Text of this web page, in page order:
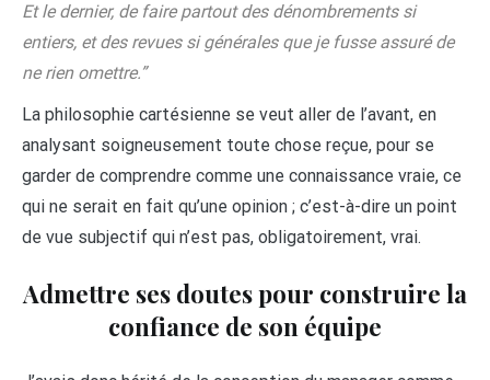
Et le dernier, de faire partout des dénombrements si
entiers, et des revues si générales que je fusse assuré de
ne rien omettre.”
La philosophie cartésienne se veut aller de l’avant, en
analysant soigneusement toute chose reçue, pour se
garder de comprendre comme une connaissance vraie, ce
qui ne serait en fait qu’une opinion ; c’est-à-dire un point
de vue subjectif qui n’est pas, obligatoirement, vrai.
Admettre ses doutes pour construire la
confiance de son équipe